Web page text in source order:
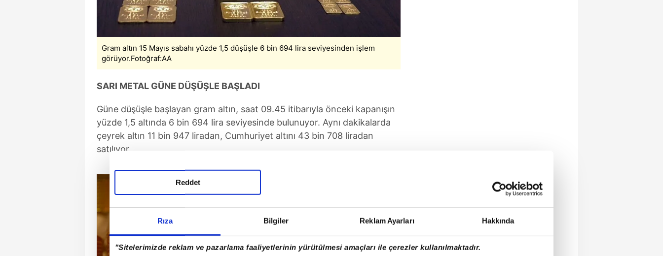
Rıza Bilgiler Reklam Ayarları Hakkında
"Sitelerimizde reklam ve pazarlama faaliyetlerinin yürütülmesi amaçları ile çerezler kullanılmaktadır.
Reddet
Gram altın 15 Mayıs sabahı yüzde 1,5 düşüşle 6 bin 694 lira seviyesinden işlem
görüyor.Fotoğraf:AA
SARI METAL GÜNE DÜŞÜŞLE BAŞLADI
Güne düşüşle başlayan gram altın, saat 09.45 itibarıyla önceki kapanışın
yüzde 1,5 altında 6 bin 694 lira seviyesinde bulunuyor. Aynı dakikalarda
çeyrek altın 11 bin 947 liradan, Cumhuriyet altını 43 bin 708 liradan
satılıyor.